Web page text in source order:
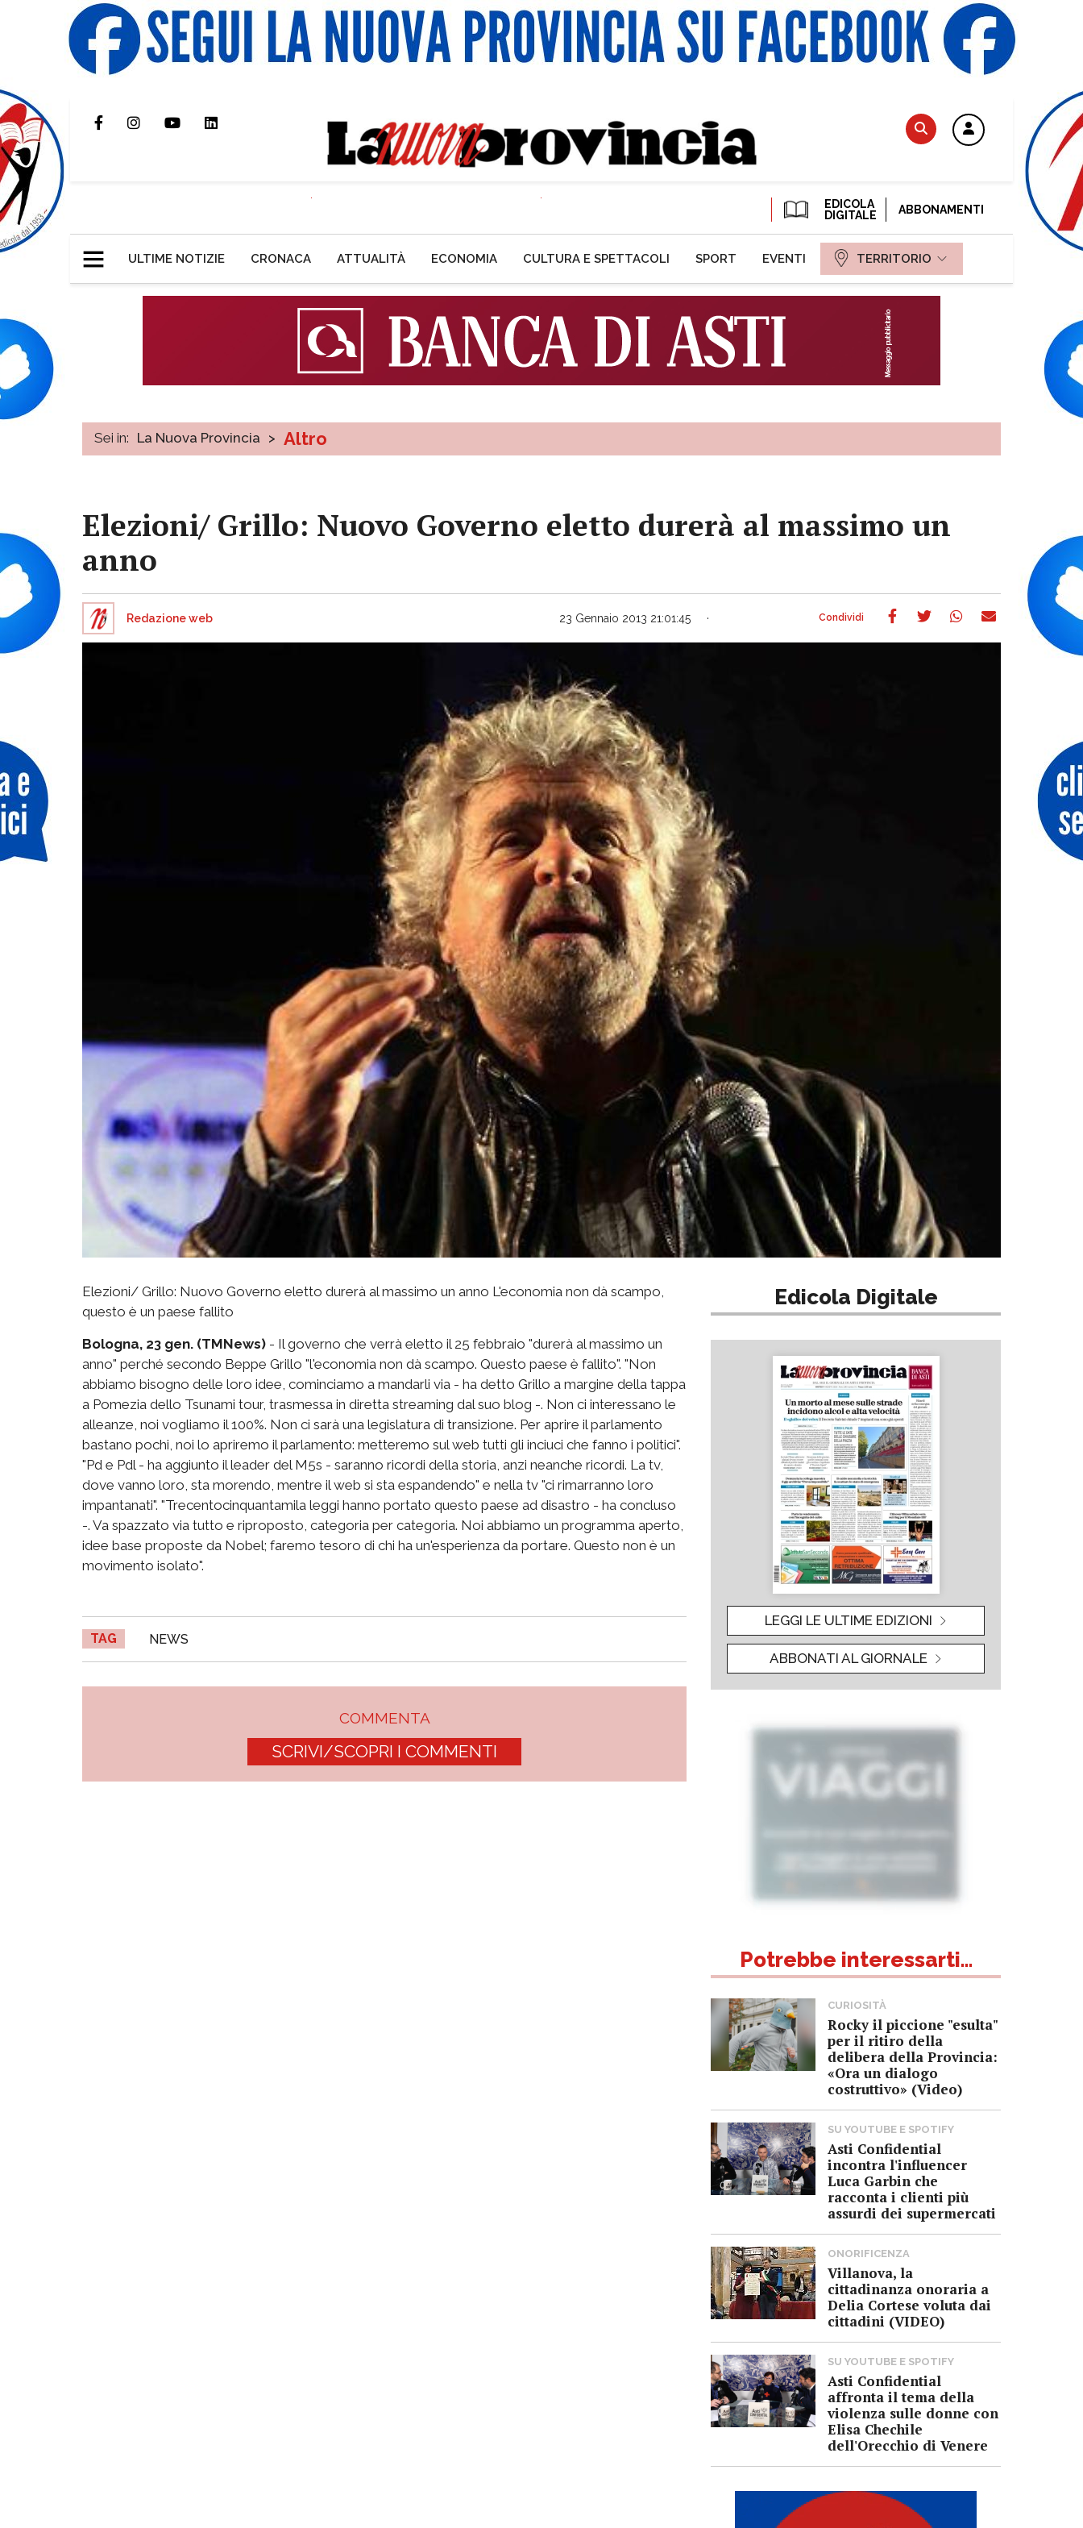
EDICOLA
DIGITALE
ABBONAMENTI
ULTIME NOTIZIE CRONACA ATTUALITÀ ECONOMIA CULTURA E SPETTACOLI SPORT EVENTI TERRITORIO
Sei in: La Nuova Provincia > Altro
Elezioni/ Grillo: Nuovo Governo eletto durerà al massimo un
anno
Redazione web 23 Gennaio 2013 21:01:45
Elezioni/ Grillo: Nuovo Governo eletto durerà al massimo un anno L'economia non dà scampo,
questo è un paese fallito
Bologna, 23 gen. (TMNews) - Il governo che verrà eletto il 25 febbraio "durerà al massimo un
anno" perché secondo Beppe Grillo "l'economia non dà scampo. Questo paese è fallito". "Non
abbiamo bisogno delle loro idee, cominciamo a mandarli via - ha detto Grillo a margine della tappa
a Pomezia dello Tsunami tour, trasmessa in diretta streaming dal suo blog -. Non ci interessano le
alleanze, noi vogliamo il 100%. Non ci sarà una legislatura di transizione. Per aprire il parlamento
bastano pochi, noi lo apriremo il parlamento: metteremo sul web tutti gli inciuci che fanno i politici".
"Pd e Pdl - ha aggiunto il leader del M5s - saranno ricordi della storia, anzi neanche ricordi. La tv,
dove vanno loro, sta morendo, mentre il web si sta espandendo" e nella tv "ci rimarranno loro
impantanati". "Trecentocinquantamila leggi hanno portato questo paese ad disastro - ha concluso
-. Va spazzato via tutto e riproposto, categoria per categoria. Noi abbiamo un programma aperto,
idee base proposte da Nobel; faremo tesoro di chi ha un'esperienza da portare. Questo non è un
movimento isolato".
TAG NEWS
COMMENTA
SCRIVI/SCOPRI I COMMENTI
Edicola Digitale
LEGGI LE ULTIME EDIZIONI
ABBONATI AL GIORNALE
Potrebbe interessarti...
CURIOSITÀ
Rocky il piccione "esulta"
per il ritiro della
delibera della Provincia:
«Ora un dialogo
costruttivo» (Video)
SU YOUTUBE E SPOTIFY
Asti Confidential
incontra l'influencer
Luca Garbin che
racconta i clienti più
assurdi dei supermercati
ONORIFICENZA
Villanova, la
cittadinanza onoraria a
Delia Cortese voluta dai
cittadini (VIDEO)
SU YOUTUBE E SPOTIFY
Asti Confidential
affronta il tema della
violenza sulle donne con
Elisa Chechile
dell'Orecchio di Venere